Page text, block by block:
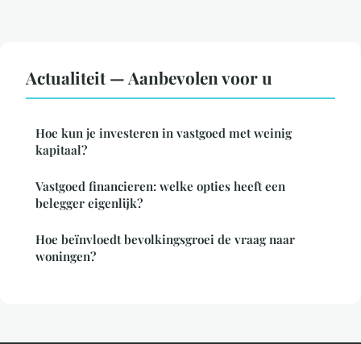
Actualiteit — Aanbevolen voor u
Hoe kun je investeren in vastgoed met weinig
kapitaal?
Vastgoed financieren: welke opties heeft een
belegger eigenlijk?
Hoe beïnvloedt bevolkingsgroei de vraag naar
woningen?